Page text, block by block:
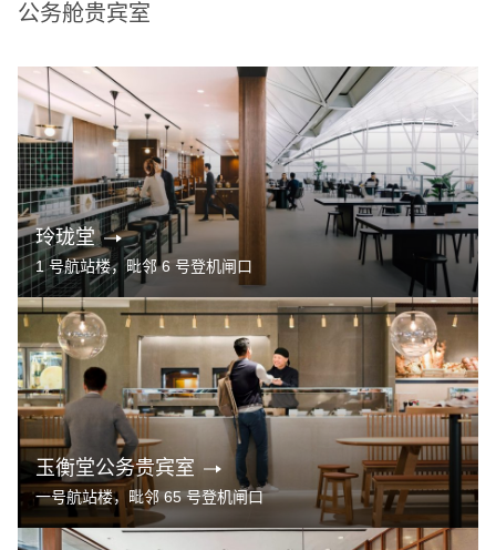
公务舱贵宾室
玲珑堂
1 号航站楼，毗邻 6 号登机闸口
玉衡堂公务贵宾室
一号航站楼，毗邻 65 号登机闸口